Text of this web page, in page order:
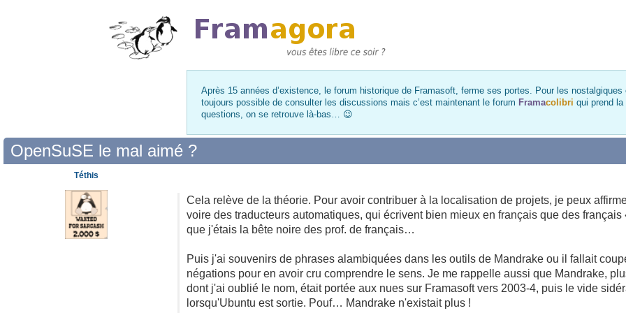
Après 15 années d’existence, le forum historique de Framasoft, ferme ses portes. Pour les
toujours possible de consulter les discussions mais c’est maintenant le forum Framacolibri qui prend
questions, on se retrouve là-bas… 😉
OpenSuSE le mal aimé ?
Cela relève de la théorie. Pour avoir contribuer à la localisation de projets, je peux
voire des traducteurs automatiques, qui écrivent bien mieux en français que des français
que j'étais la bête noire des prof. de français…
Puis j'ai souvenirs de phrases alambiquées dans les outils de Mandrake ou il fallait
négations pour en avoir cru comprendre le sens. Je me rappelle aussi que Mandrake,
dont j'ai oublié le nom, était portée aux nues sur Framasoft vers 2003-4, puis le vide
lorsqu'Ubuntu est sortie. Pouf… Mandrake n'existait plus !
Téthis